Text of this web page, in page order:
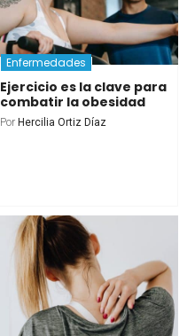
Enfermedades
Ejercicio es la clave para
combatir la obesidad
Por Hercilia Ortiz Díaz